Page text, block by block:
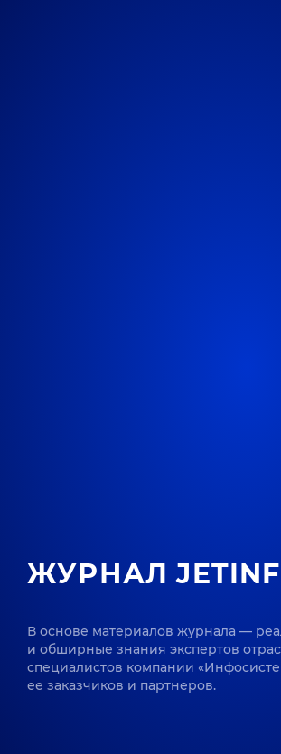
ЖУРНАЛ
В основе материалов журнала —
и обширные знания экспертов
специалистов компании
ее заказчиков и партнеров.